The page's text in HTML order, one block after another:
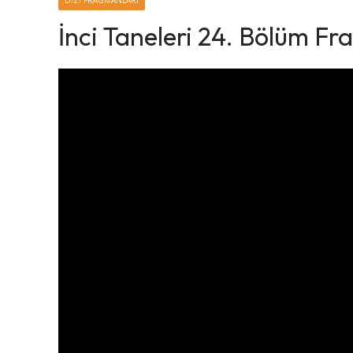
İnci Taneleri 24. Bölüm